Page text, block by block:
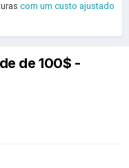
com um custo ajustado
de 100$ -